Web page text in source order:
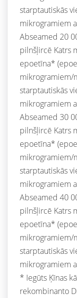
starptautiskās
mikrogramiem
Abseamed 20
pilnšļircē Katrs
epoetīna*
mikrogramiem/
starptautiskās
mikrogramiem
Abseamed 30
pilnšļircē Katrs
epoetīna*
mikrogramiem/
starptautiskās
mikrogramiem
Abseamed 40
pilnšļircē Katrs
epoetīna*
mikrogramiem/
starptautiskās
mikrogramiem
* Iegūts Ķīnas
rekombinanto